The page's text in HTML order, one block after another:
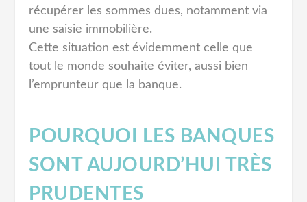
récupérer les sommes dues, notamment via
une saisie immobilière.
Cette situation est évidemment celle que
tout le monde souhaite éviter, aussi bien
l’emprunteur que la banque.
POURQUOI LES BANQUES
SONT AUJOURD’HUI TRÈS
PRUDENTES